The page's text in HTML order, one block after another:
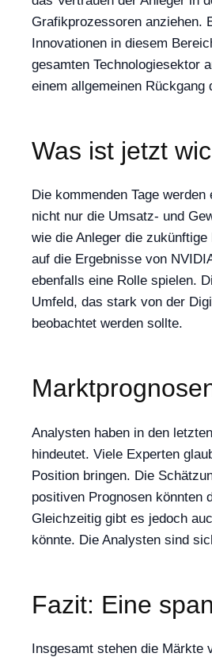
Grafikprozessoren anziehen.
Innovationen in diesem
gesamten Technologiesektor
einem allgemeinen
Was ist jetzt
Die kommenden Tage
nicht nur die Umsatz- und
wie die Anleger die
auf die Ergebnisse von
ebenfalls eine Rolle spielen.
Umfeld, das stark von der
beobachtet werden sollte.
Analysten haben in den
hindeutet. Viele Experten
Position bringen. Die
positiven Prognosen könnten
Gleichzeitig gibt es jedoch
könnte. Die Analysten sind
Fazit: Eine
Insgesamt stehen die